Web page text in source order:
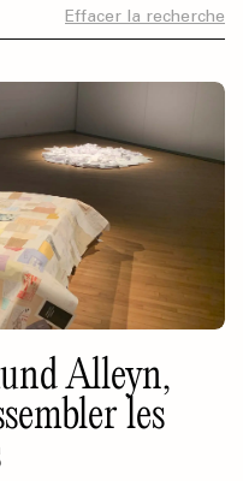
Effacer la recherche
Alleyn,
les